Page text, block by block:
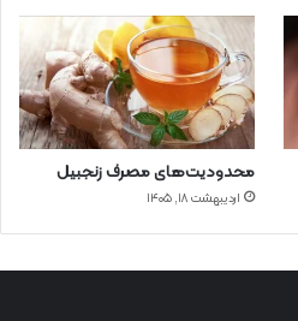
محدودیت‌های مصرف زنجبیل
اردیبهشت ۱۸, ۱۴۰۵